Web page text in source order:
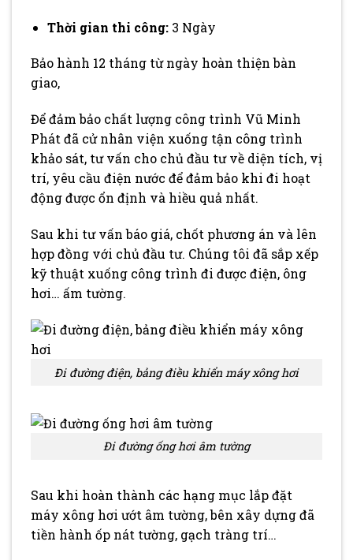
Thời gian thi công:3 Ngày
Bảo hành 12 tháng từ ngày hoàn thiện bàn
giao,
Để đảm bảo chất lượng công trình Vũ Minh
Phát đã cử nhân viện xuống tận công trình
khảo sát, tư vấn cho chủ đầu tư về diện tích, vị
trí, yêu cầu điện nước để đảm bảo khi đi hoạt
động được ổn định và hiều quả nhất.
Sau khi tư vấn báo giá, chốt phương án và lên
hợp đồng với chủ đầu tư. Chúng tôi đã sắp xếp
kỹ thuật xuống công trình đi được điện, ông
hơi… ấm tường.
Đi đường điện, bảng điều khiển máy xông hơi
Đi đường ống hơi âm tường
Sau khi hoàn thành các hạng mục lắp đặt
máy xông hơi ướt âm tường, bên xây dựng đã
tiền hành ốp nát tường, gạch tràng trí…